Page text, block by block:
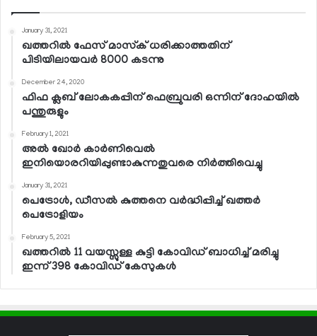
January 31, 2021
ഖത്തറില്‍ ഫേസ് മാസ്‌ക് ധരിക്കാത്തതിന്
പിടിയിലായവര്‍ 8000 കടന്നു
December 24, 2020
ഫിഫ ക്ലബ് ലോകകപ്പിന് ഫെബ്രുവരി ഒന്നിന് ദോഹയില്‍
പന്തുരുളും
February 1, 2021
അല്‍ ഖോര്‍ കാര്‍ണിവെല്‍
ഇനിയൊരറിയിപ്പുണ്ടാകുന്നതുവരെ നിര്‍ത്തിവെച്ചു
January 31, 2021
പെട്രോള്‍, ഡീസല്‍ കുത്തനെ വര്‍ദ്ധിപ്പിച്ച് ഖത്തര്‍
പെട്രോളിയം
February 5, 2021
ഖത്തറില്‍ 11 വയസ്സുള്ള കുട്ടി കോവിഡ് ബാധിച്ച് മരിച്ചു
ഇന്ന് 398 കോവിഡ് കേസുകള്‍